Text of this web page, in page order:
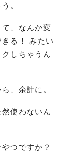
。
、なんか変
る！ みたい
しちゃうん
、余計に。
使わないん
つですか？